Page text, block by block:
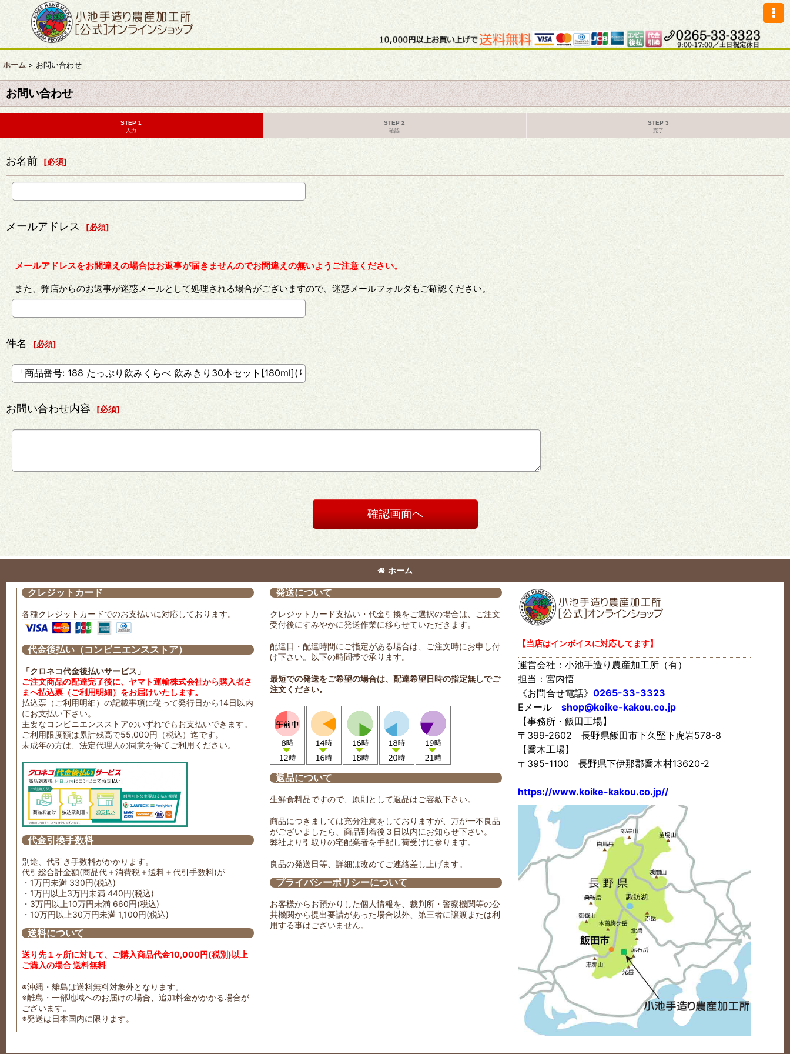
ホーム > お問い合わせ
お問い合わせ
STEP 1
入力
STEP 2
確認
STEP 3
完了
お名前 [必須]
メールアドレス [必須]
メールアドレスをお間違えの場合はお返事が届きませんのでお間違えの無いようご注意ください。
また、弊店からのお返事が迷惑メールとして処理される場合がございますので、迷惑メールフォルダもご確認ください。
件名 [必須]
お問い合わせ内容 [必須]
確認画面へ
ホーム
クレジットカード
各種クレジットカードでのお支払いに対応しております。
代金後払い（コンビニエンスストア）
「クロネコ代金後払いサービス」
ご注文商品の配達完了後に、ヤマト運輸株式会社から購入者さ
まへ払込票（ご利用明細）をお届けいたします。
払込票（ご利用明細）の記載事項に従って発行日から14日以内
にお支払い下さい。
主要なコンビニエンスストアのいずれでもお支払いできます。
ご利用限度額は累計残高で55,000円（税込）迄です。
未成年の方は、法定代理人の同意を得てご利用ください。
代金引換手数料
別途、代引き手数料がかかります。
代引総合計金額(商品代＋消費税＋送料＋代引手数料)が
・1万円未満 330円(税込)
・1万円以上3万円未満 440円(税込)
・3万円以上10万円未満 660円(税込)
・10万円以上30万円未満 1,100円(税込)
送料について
送り先１ヶ所に対して、ご購入商品代金10,000円(税別)以上
ご購入の場合 送料無料
※沖縄・離島は送料無料対象外となります。
※離島・一部地域へのお届けの場合、追加料金がかかる場合が
ございます。
※発送は日本国内に限ります。
発送について
クレジットカード支払い・代金引換をご選択の場合は、ご注文
受付後にすみやかに発送作業に移らせていただきます。
配達日・配達時間にご指定がある場合は、ご注文時にお申し付
け下さい。以下の時間帯で承ります。
最短での発送をご希望の場合は、配達希望日時の指定無しでご
注文ください。
返品について
生鮮食料品ですので、原則として返品はご容赦下さい。
商品につきましては充分注意をしておりますが、万が一不良品
がございましたら、商品到着後３日以内にお知らせ下さい。
弊社より引取りの宅配業者を手配し荷受けに参ります。
良品の発送日等、詳細は改めてご連絡差し上げます。
プライバシーポリシーについて
お客様からお預かりした個人情報を、裁判所・警察機関等の公
共機関から提出要請があった場合以外、第三者に譲渡または利
用する事はございません。
【当店はインボイスに対応してます】
運営会社：小池手造り農産加工所（有）
担当：宮内悟
《お問合せ電話》0265-33-3323
Eメールshop@koike-kakou.co.jp
【事務所・飯田工場】
〒399-2602 長野県飯田市下久堅下虎岩578-8
【喬木工場】
〒395-1100 長野県下伊那郡喬木村13620-2
https://www.koike-kakou.co.jp//